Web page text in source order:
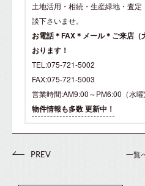
土地活用・相続・生産緑地・査
談下さいませ。
お電話＊FAX＊メール＊ご来店
おります！
TEL:075-721-5002
FAX:075-721-5003
営業時間:AM9:00～PM6:00（水曜
物件情報も多数 更新中！
PREV 一覧